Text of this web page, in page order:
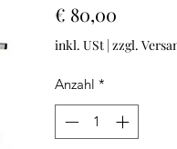
€ 80,00
inkl. USt | zzgl.
Anzahl *